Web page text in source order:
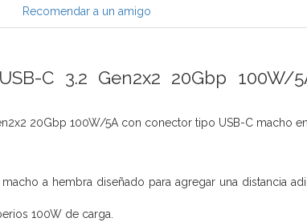
Recomendar a un amigo
C 3.2 Gen2x2 20Gbp 100W/
20Gbp 100W/5A con conector tipo USB-C macho
a hembra diseñado para agregar una distancia
100W de carga.